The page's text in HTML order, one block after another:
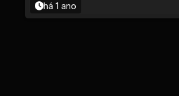
há 1 ano